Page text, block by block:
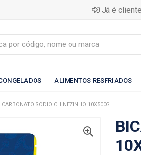
Já é
ALIMENTOS RESFRIADOS
SODIO CHINEZINHO 10X500G